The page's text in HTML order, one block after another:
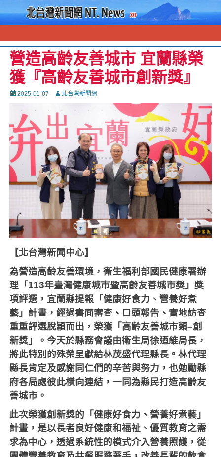
營造高齡友善城市 宜蘭縣榮
獲『高齡友善城市創新獎』
Posted
2025-01-07 Autor北台灣新聞網
【北台灣新聞中心】
為營造高齡友善環境，衛生福利部國民健康署辦
理「113年臺灣健康城市暨高齡友善城市獎」獎
項評選，宜蘭縣提報「健康好食力、營養好煮
藝」計畫，經過書面審查、口頭報告、實地訪查
重重評選脫穎而出，榮獲「高齡友善城市類–創
新獎」。今天於縣務會議由衛生局徐迺維局長，
將此特別的殊榮呈獻給林茂盛代理縣長。林代理
縣長肯定及感謝同仁們的辛苦與努力，也勉勵縣
府各局處彼此橫向連結，一同為縣民打造高齡友
善城市。
此次榮獲創新獎的「健康好食力、營養好煮藝」
計畫，是以長者良好健康和福祉、優質教育之需
求為中心，透過系統性的模式介入營養照護，從